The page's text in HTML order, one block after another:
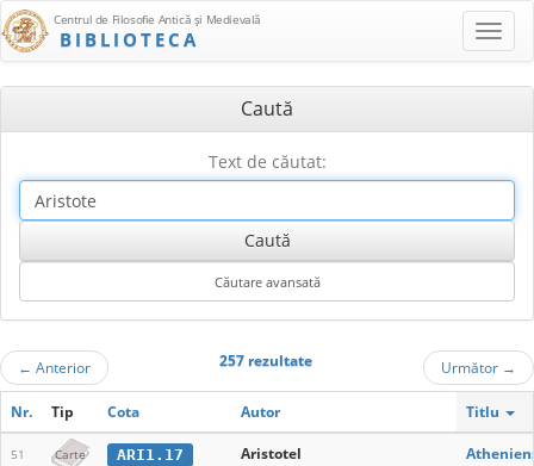
Centrul de Filosofie Antică şi Medievală
BIBLIOTECA
Caută
Text de căutat:
← Anterior 257 rezultate Următor →
Nr. Tip Cota Autor Titlu
51 Carte ARI1.17 Aristotel